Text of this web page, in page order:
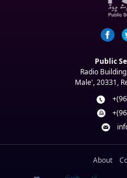
Public
Radio
Male', 20331,
About